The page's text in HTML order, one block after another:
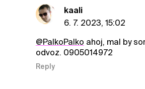
kaali
6. 7. 2023, 15:02
@PalkoPalko ahoj, mal by
odvoz. 0905014972
Reply